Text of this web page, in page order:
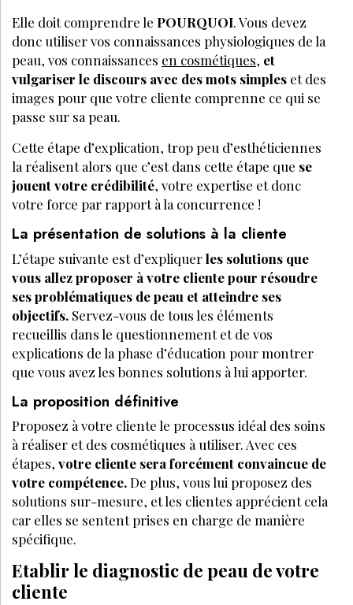
Elle doit comprendre le POURQUOI. Vous devez
donc utiliser vos connaissances physiologiques de la
peau, vos connaissances en cosmétiques, et
vulgariser le discours avec des mots simples et des
images pour que votre cliente comprenne ce qui se
passe sur sa peau.
Cette étape d’explication, trop peu d’esthéticiennes
la réalisent alors que c’est dans cette étape que se
jouent votre crédibilité, votre expertise et donc
votre force par rapport à la concurrence !
La présentation de solutions à la cliente
L’étape suivante est d’expliquerles solutions que
vous allez proposer à votre cliente pour résoudre
ses problématiques de peau et atteindre ses
objectifs. Servez-vous de tous les éléments
recueillis dans le questionnement et de vos
explications de la phase d’éducation pour montrer
que vous avez les bonnes solutions à lui apporter.
La proposition définitive
Proposez à votre cliente le processus idéal des soins
à réaliser et des cosmétiques à utiliser. Avec ces
étapes, votre cliente sera forcément convaincue de
votre compétence.De plus, vous lui proposez des
solutions sur-mesure, et les clientes apprécient cela
car elles se sentent prises en charge de manière
spécifique.
Etablir le diagnostic de peau de votre
cliente